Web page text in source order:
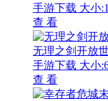
手游下载 大小
查 看
无理之剑开放
手游下载 大小
查 看